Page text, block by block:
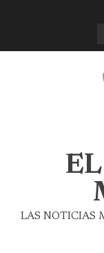
LAS NOTICIAS